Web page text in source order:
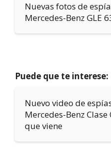
Nuevas fotos de
Mercedes-Benz GLE
Puede que te interese:
Nuevo video de
Mercedes-Benz
que viene